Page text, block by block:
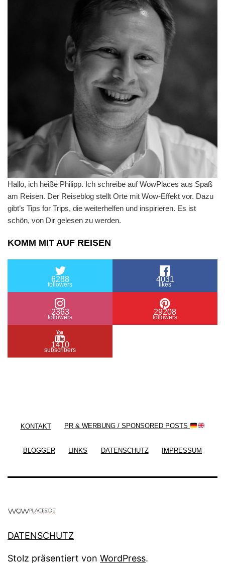
Hallo, ich heiße Philipp. Ich schreibe auf WowPlaces aus Spaß
am Reisen. Der Reiseblog stellt Orte mit Wow-Effekt vor. Dazu
gibt’s Tips for Trips, die weiterhelfen und inspirieren. Es ist
schön, von Dir gelesen zu werden.
KOMM MIT AUF REISEN
6288
followers
4031
likes
2363
followers
29208
followers
1410
subscribers
KONTAKT PR & WERBUNG / SPONSORED POSTS
BLOGGER LINKS DATENSCHUTZ IMPRESSUM
DATENSCHUTZ
Stolz präsentiert von WordPress.